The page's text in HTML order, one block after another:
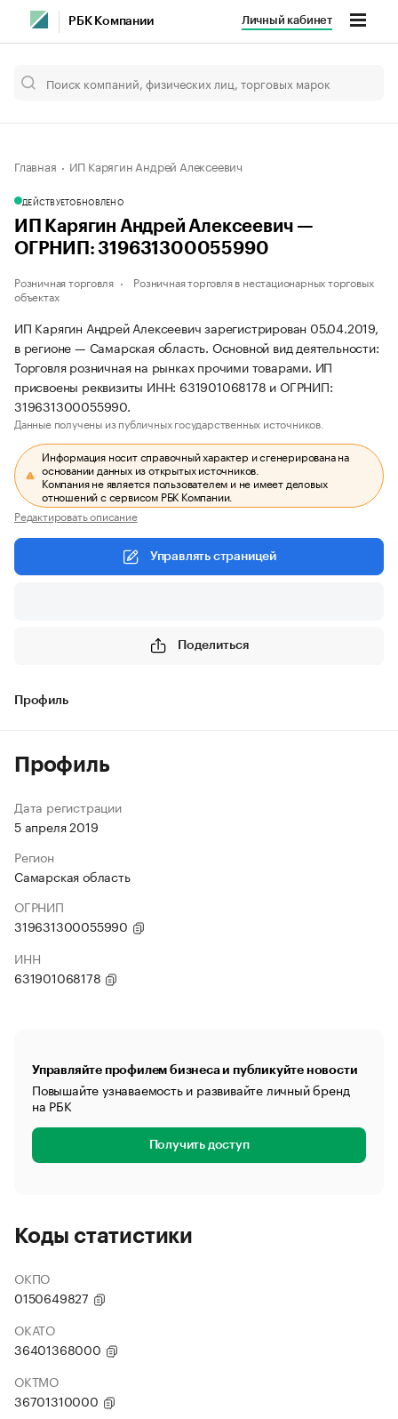
РБК Компании Личный кабинет
Главная ИП Карягин Андрей Алексеевич
ДЕЙСТВУЕТОБНОВЛЕНО
ИП Карягин Андрей Алексеевич —
ОГРНИП: 319631300055990
Розничная торговля
Розничная торговля в нестационарных торговых
объектах
ИП Карягин Андрей Алексеевич зарегистрирован 05.04.2019,
в регионе — Самарская область. Основной вид деятельности:
Торговля розничная на рынках прочими товарами. ИП
присвоены реквизиты ИНН: 631901068178 и ОГРНИП:
319631300055990.
Данные получены из публичных государственных источников.
Информация носит справочный характер и сгенерирована на
основании данных из открытых источников.
Компания не является пользователем и не имеет деловых
отношений с сервисом РБК Компании.
Редактировать описание
Управлять страницей
Поделиться
Профиль
Профиль
Дата регистрации
5 апреля 2019
Регион
Самарская область
ОГРНИП
319631300055990
ИНН
631901068178
Управляйте профилем бизнеса и публикуйте новости
Повышайте узнаваемость и развивайте личный бренд
на РБК
Получить доступ
Коды статистики
ОКПО
0150649827
ОКАТО
36401368000
ОКТМО
36701310000